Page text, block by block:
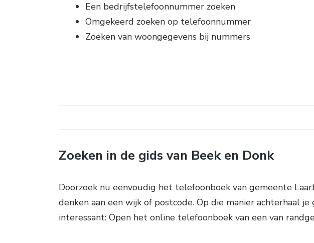
Een bedrijfstelefoonnummer zoeken
Omgekeerd zoeken op telefoonnummer
Zoeken van woongegevens bij nummers
Zoeken in de gids van Beek en Donk
Doorzoek nu eenvoudig het telefoonboek van gemeente
denken aan een wijk of postcode. Op die manier achterhaal
interessant: Open het online telefoonboek van een van